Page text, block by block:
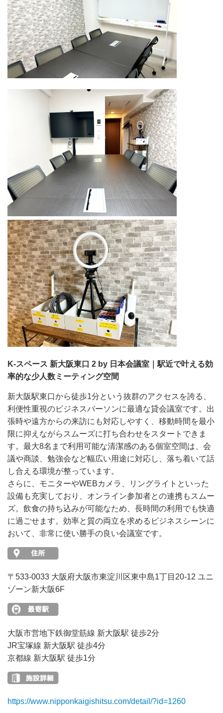
K-スペース 新大阪東口 2 by 日本会議室｜駅近で叶える効
率的な少人数ミーティング空間
新大阪駅東口から徒歩1分という抜群のアクセスを誇る、
利便性重視のビジネスパーソンに最適な貸会議室です。出
張時や遠方からの来訪にも対応しやすく、移動時間を最小
限に抑えながらスムーズに打ち合わせをスタートできま
す。最大8名まで利用可能な清潔感のある個室空間は、会
議や商談、勉強会など幅広い用途に対応し、落ち着いて話
し合える環境が整っています。
さらに、モニターやWEBカメラ、リングライトといった
設備も充実しており、オンライン参加者との連携もスムー
ズ。飲食の持ち込みが可能なため、長時間の利用でも快適
に過ごせます。効率と質の両立を求めるビジネスシーンに
おいて、非常に使い勝手の良い会議室です。
〒533-0033 大阪府大阪市東淀川区東中島1丁目20-12 ユニ
ゾーン新大阪6F
大阪市営地下鉄御堂筋線 新大阪駅 徒歩2分
JR宝塚線 新大阪駅 徒歩4分
京都線 新大阪駅 徒歩1分
https://www.nipponkaigishitsu.com/detail/?id=1260